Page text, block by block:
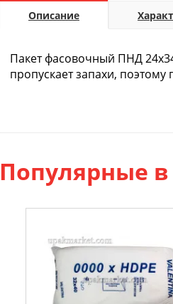
Описание
Пакет фасовочный ПНД
пропускает запахи,
Популярные в